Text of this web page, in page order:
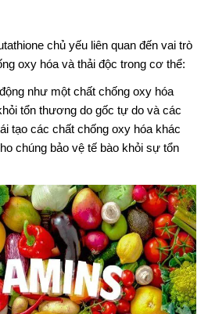
chủ yếu liên quan đến vai trò
oxy hóa và thải độc trong cơ thể:
như một chất chống oxy hóa
tổn thương do gốc tự do và các
tạo các chất chống oxy hóa khác
chúng bảo vệ tế bào khỏi sự tổn